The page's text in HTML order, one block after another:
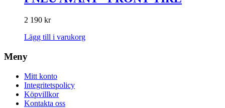
2 190 kr
Lägg till i varukorg
Meny
Mitt konto
Integritetspolicy
Köpvillkor
Kontakta oss